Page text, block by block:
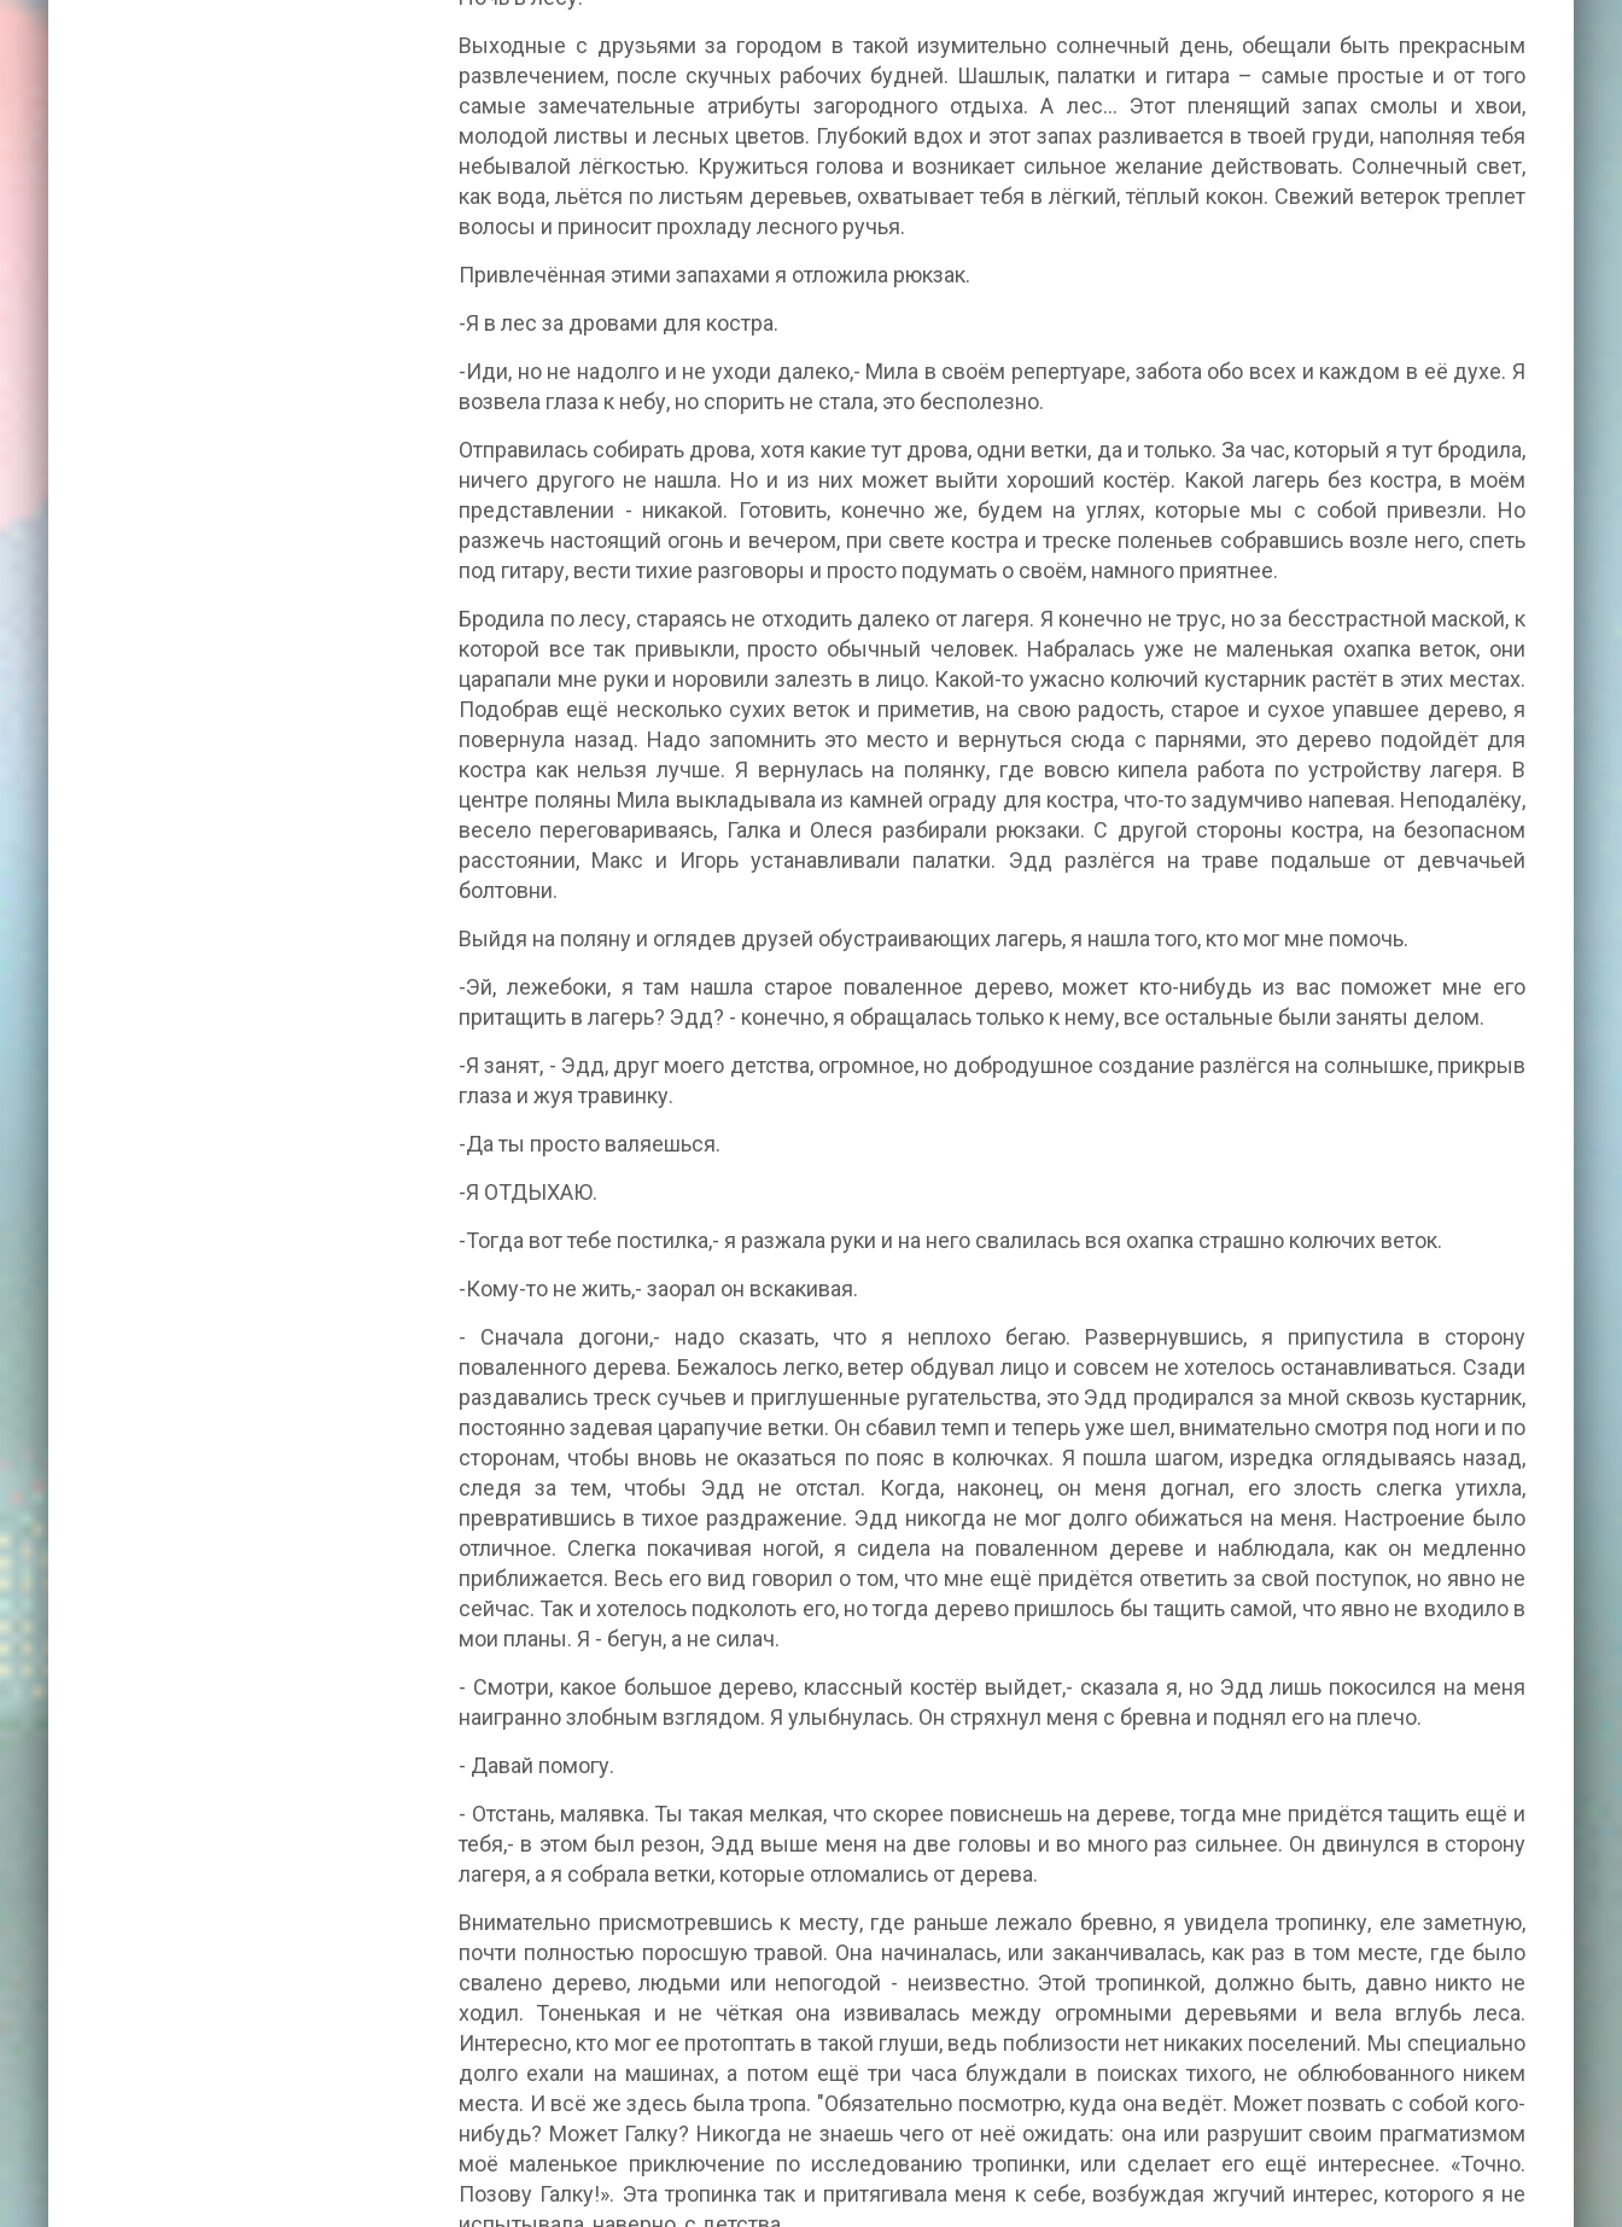
Выходные с друзьями за городом в такой изумительно солнечный день, обещали быть прекрасным
развлечением, после скучных рабочих будней. Шашлык, палатки и гитара – самые простые и от того
самые замечательные атрибуты загородного отдыха. А лес... Этот пленящий запах смолы и хвои,
молодой листвы и лесных цветов. Глубокий вдох и этот запах разливается в твоей груди, наполняя тебя
небывалой лёгкостью. Кружиться голова и возникает сильное желание действовать. Солнечный свет,
как вода, льётся по листьям деревьев, охватывает тебя в лёгкий, тёплый кокон. Свежий ветерок треплет
волосы и приносит прохладу лесного ручья.
Привлечённая этими запахами я отложила рюкзак.
-Я в лес за дровами для костра.
-Иди, но не надолго и не уходи далеко,- Мила в своём репертуаре, забота обо всех и каждом в её духе. Я
возвела глаза к небу, но спорить не стала, это бесполезно.
Отправилась собирать дрова, хотя какие тут дрова, одни ветки, да и только. За час, который я тут бродила,
ничего другого не нашла. Но и из них может выйти хороший костёр. Какой лагерь без костра, в моём
представлении - никакой. Готовить, конечно же, будем на углях, которые мы с собой привезли. Но
разжечь настоящий огонь и вечером, при свете костра и треске поленьев собравшись возле него, спеть
под гитару, вести тихие разговоры и просто подумать о своём, намного приятнее.
Бродила по лесу, стараясь не отходить далеко от лагеря. Я конечно не трус, но за бесстрастной маской, к
которой все так привыкли, просто обычный человек. Набралась уже не маленькая охапка веток, они
царапали мне руки и норовили залезть в лицо. Какой-то ужасно колючий кустарник растёт в этих местах.
Подобрав ещё несколько сухих веток и приметив, на свою радость, старое и сухое упавшее дерево, я
повернула назад. Надо запомнить это место и вернуться сюда с парнями, это дерево подойдёт для
костра как нельзя лучше. Я вернулась на полянку, где вовсю кипела работа по устройству лагеря. В
центре поляны Мила выкладывала из камней ограду для костра, что-то задумчиво напевая. Неподалёку,
весело переговариваясь, Галка и Олеся разбирали рюкзаки. С другой стороны костра, на безопасном
расстоянии, Макс и Игорь устанавливали палатки. Эдд разлёгся на траве подальше от девчачьей
болтовни.
Выйдя на поляну и оглядев друзей обустраивающих лагерь, я нашла того, кто мог мне помочь.
-Эй, лежебоки, я там нашла старое поваленное дерево, может кто-нибудь из вас поможет мне его
притащить в лагерь? Эдд? - конечно, я обращалась только к нему, все остальные были заняты делом.
-Я занят, - Эдд, друг моего детства, огромное, но добродушное создание разлёгся на солнышке, прикрыв
глаза и жуя травинку.
-Да ты просто валяешься.
-Я ОТДЫХАЮ.
-Тогда вот тебе постилка,- я разжала руки и на него свалилась вся охапка страшно колючих веток.
-Кому-то не жить,- заорал он вскакивая.
- Сначала догони,- надо сказать, что я неплохо бегаю. Развернувшись, я припустила в сторону
поваленного дерева. Бежалось легко, ветер обдувал лицо и совсем не хотелось останавливаться. Сзади
раздавались треск сучьев и приглушенные ругательства, это Эдд продирался за мной сквозь кустарник,
постоянно задевая царапучие ветки. Он сбавил темп и теперь уже шел, внимательно смотря под ноги и по
сторонам, чтобы вновь не оказаться по пояс в колючках. Я пошла шагом, изредка оглядываясь назад,
следя за тем, чтобы Эдд не отстал. Когда, наконец, он меня догнал, его злость слегка утихла,
превратившись в тихое раздражение. Эдд никогда не мог долго обижаться на меня. Настроение было
отличное. Слегка покачивая ногой, я сидела на поваленном дереве и наблюдала, как он медленно
приближается. Весь его вид говорил о том, что мне ещё придётся ответить за свой поступок, но явно не
сейчас. Так и хотелось подколоть его, но тогда дерево пришлось бы тащить самой, что явно не входило в
мои планы. Я - бегун, а не силач.
- Смотри, какое большое дерево, классный костёр выйдет,- сказала я, но Эдд лишь покосился на меня
наигранно злобным взглядом. Я улыбнулась. Он стряхнул меня с бревна и поднял его на плечо.
- Давай помогу.
- Отстань, малявка. Ты такая мелкая, что скорее повиснешь на дереве, тогда мне придётся тащить ещё и
тебя,- в этом был резон, Эдд выше меня на две головы и во много раз сильнее. Он двинулся в сторону
лагеря, а я собрала ветки, которые отломались от дерева.
Внимательно присмотревшись к месту, где раньше лежало бревно, я увидела тропинку, еле заметную,
почти полностью поросшую травой. Она начиналась, или заканчивалась, как раз в том месте, где было
свалено дерево, людьми или непогодой - неизвестно. Этой тропинкой, должно быть, давно никто не
ходил. Тоненькая и не чёткая она извивалась между огромными деревьями и вела вглубь леса.
Интересно, кто мог ее протоптать в такой глуши, ведь поблизости нет никаких поселений. Мы специально
долго ехали на машинах, а потом ещё три часа блуждали в поисках тихого, не облюбованного никем
места. И всё же здесь была тропа. "Обязательно посмотрю, куда она ведёт. Может позвать с собой кого-
нибудь? Может Галку? Никогда не знаешь чего от неё ожидать: она или разрушит своим прагматизмом
моё маленькое приключение по исследованию тропинки, или сделает его ещё интереснее. «Точно.
Позову Галку!». Эта тропинка так и притягивала меня к себе, возбуждая жгучий интерес, которого я не